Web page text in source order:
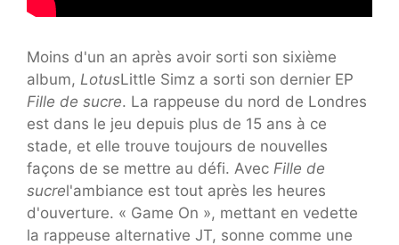
Moins d'un an après avoir sorti son sixième
album, LotusLittle Simz a sorti son dernier EP
Fille de sucre. La rappeuse du nord de Londres
est dans le jeu depuis plus de 15 ans à ce
stade, et elle trouve toujours de nouvelles
façons de se mettre au défi. Avec Fille de
sucrel'ambiance est tout après les heures
d'ouverture. « Game On », mettant en vedette
la rappeuse alternative JT, sonne comme une